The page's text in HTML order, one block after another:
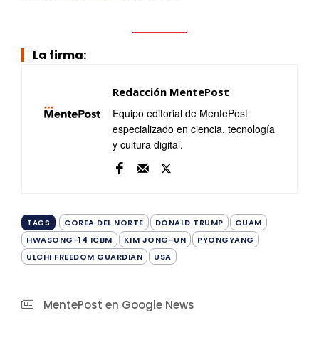
La firma:
Redacción MentePost
Equipo editorial de MentePost
especializado en ciencia, tecnología
y cultura digital.
TAGS COREA DEL NORTE DONALD TRUMP
GUAM
HWASONG-14 ICBM
KIM JONG-UN
PYONGYANG
ULCHI FREEDOM GUARDIAN
USA
MentePost en Google News